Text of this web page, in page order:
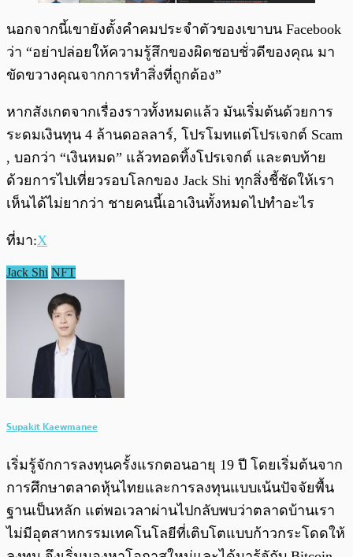
นอกจากนี้เขายังตั้งคำคมประจำตัวของเขาบน Facebook
ว่า “อย่าปล่อยให้ความรู้สึกของผิดชอบชั่วดีของคุณ มา
ขัดขวางคุณจากการทำสิ่งที่ถูกต้อง”
หากสังเกตจากเรื่องราวทั้งหมดแล้ว มันเริ่มต้นด้วยการ
ระดมเงินทุน 4 ล้านดอลลาร์, โปรโมทแต่โปรเจกต์ Scam
, บอกว่า “เงินหมด” แล้วทอดทิ้งโปรเจกต์ และตบท้าย
ด้วยการไปเที่ยวรอบโลกของ Jack Shi ทุกสิ่งชี้ชัดให้เรา
เห็นได้ไม่ยากว่า ชายคนนี้เอาเงินทั้งหมดไปทำอะไร
ที่มา:X
Jack Shi NFT
Supakit Kaewmanee
เริ่มรู้จักการลงทุนครั้งแรกตอนอายุ 19 ปี โดยเริ่มต้นจาก
การศึกษาตลาดหุ้นไทยและการลงทุนแบบเน้นปัจจัยพื้น
ฐานเป็นหลัก แต่พอเวลาผ่านไปกลับพบว่าตลาดบ้านเรา
ไม่มีอุตสาหกรรมเทคโนโลยีที่เติบโตแบบก้าวกระโดดให้